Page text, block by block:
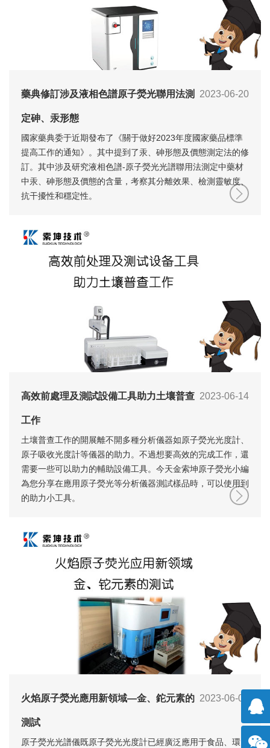
2023-06-20
藥典修訂涉及液相色譜原子熒光聯用法測
定砷、汞形態
國家藥典委于近期發布了《關于做好2023年度國家藥品標準
提高工作的通知》。其中提到了汞、砷形態及價態測定法的修
訂。其中涉及研究液相色譜-原子熒光光譜聯用法測定中藥材
中汞、砷形態及價態的含量，考察其分離效果、檢測靈敏度、
抗干擾性和穩定性。
2023-06-14
高效前處理及測試設備工具助力土壤普查
工作
土壤普查工作的開展離不開多種分析儀器如原子熒光光度計、
原子吸收光度計等儀器的助力。不過想要高效的完成工作，還
需要一些可以助力的輔助設備工具。今天金索坤原子熒光小編
為您分享在應用原子熒光等分析儀器測試樣品時，可以使用到
的助力小工具。
2023-06-09
火焰原子熒光應用新領域—金、鉈元素的
測試
原子熒光光譜儀既原子熒光光度計已經廣泛應用于食品、環
擊咨